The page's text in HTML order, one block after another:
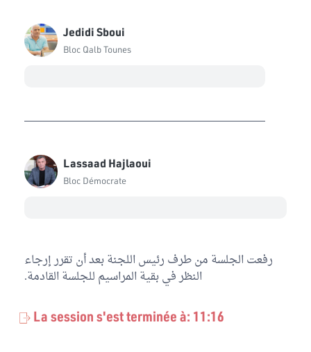
Jedidi Sboui
Bloc Qalb Tounes
Lassaad Hajlaoui
Bloc Démocrate
رفعت الجلسة من طرف رئيس اللجنة بعد أن تقرر إرجاء
النظر في بقية المراسيم للجلسة القادمة.
La session s'est terminée à: 11:16